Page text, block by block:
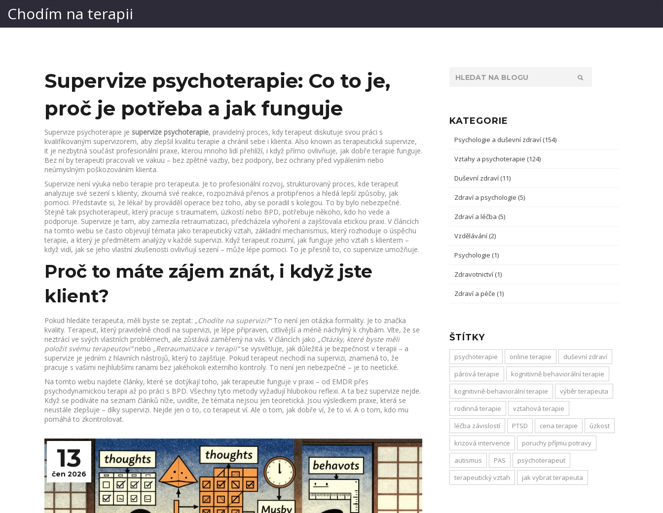
Chodím na terapii
Supervize psychoterapie: Co to je,
proč je potřeba a jak funguje
Supervize psychoterapie je supervize psychoterapie, pravidelný proces, kdy terapeut diskutuje svou práci s
kvalifikovaným supervizorem, aby zlepšil kvalitu terapie a chránil sebe i klienta. Also known as terapeutická supervize,
it je nezbytná součást profesionální praxe, kterou mnoho lidí přehlíží, i když přímo ovlivňuje, jak dobře terapie funguje.
Bez ní by terapeuti pracovali ve vakuu – bez zpětné vazby, bez podpory, bez ochrany před vypálením nebo
neúmyslným poškozováním klienta.
Supervize není výuka nebo terapie pro terapeuta. Je to profesionální rozvoj, strukturovaný proces, kde terapeut
analyzuje své sezení s klienty, zkoumá své reakce, rozpoznává přenos a protipřenos a hledá lepší způsoby, jak
pomoci. Představte si, že lékař by prováděl operace bez toho, aby se poradil s kolegou. To by bylo nebezpečné.
Stejně tak psychoterapeut, který pracuje s traumatem, úzkostí nebo BPD, potřebuje někoho, kdo ho vede a
podporuje. Supervize je tam, aby zamezila retraumatizaci, předcházela vyhoření a zajišťovala etickou praxi. V článcích
na tomto webu se často objevují témata jako terapeutický vztah, základní mechanismus, který rozhoduje o úspěchu
terapie, a který je předmětem analýzy v každé supervizi. Když terapeut rozumí, jak funguje jeho vztah s klientem –
když vidí, jak se jeho vlastní zkušenosti ovlivňují sezení – může lépe pomoci. To je přesně to, co supervize umožňuje.
Proč to máte zájem znát, i když jste
klient?
Pokud hledáte terapeuta, měli byste se zeptat: „Chodíte na supervizi?“To není jen otázka formality. Je to značka
kvality. Terapeut, který pravidelně chodí na supervizi, je lépe připraven, citlivější a méně náchylný k chybám. Víte, že se
neztrácí ve svých vlastních problémech, ale zůstává zaměřený na vás. V článcích jako „Otázky, které byste měli
položit svému terapeutovi“nebo „Retraumatizace v terapii“se vysvětluje, jak důležitá je bezpečnost v terapii – a
supervize je jedním z hlavních nástrojů, který to zajišťuje. Pokud terapeut nechodí na supervizi, znamená to, že
pracuje s vašimi nejhlubšími ranami bez jakéhokoli externího kontroly. To není jen nebezpečné – je to neetické.
Na tomto webu najdete články, které se dotýkají toho, jak terapeutie funguje v praxi – od EMDR přes
psychodynamickou terapii až po práci s BPD. Všechny tyto metody vyžadují hlubokou reflexi. A ta bez supervize nejde.
Když se podíváte na seznam článků níže, uvidíte, že témata nejsou jen teoretická. Jsou výsledkem praxe, která se
neustále zlepšuje – díky supervizi. Nejde jen o to, co terapeut ví. Ale o tom, jak dobře ví, že to ví. A o tom, kdo mu
pomáhá to zkontrolovat.
13
čen 2026
KATEGORIE
Psychologie a duševní zdraví (154)
Vztahy a psychoterapie (124)
Duševní zdraví (11)
Zdraví a psychologie (5)
Zdraví a léčba (5)
Vzdělávání (2)
Psychologie (1)
Zdravotnictví (1)
Zdraví a péče (1)
ŠTÍTKY
psychoterapie online terapie
duševní zdraví
párová terapie
kognitivně behaviorální terapie
kognitivně-behaviorální terapie
výběr terapeuta
rodinná terapie
vztahová terapie
léčba závislostí
PTSD cena terapie
úzkost
krizová intervence
poruchy příjmu potravy
autismus
PAS
psychoterapeut
terapeutický vztah
jak vybrat terapeuta